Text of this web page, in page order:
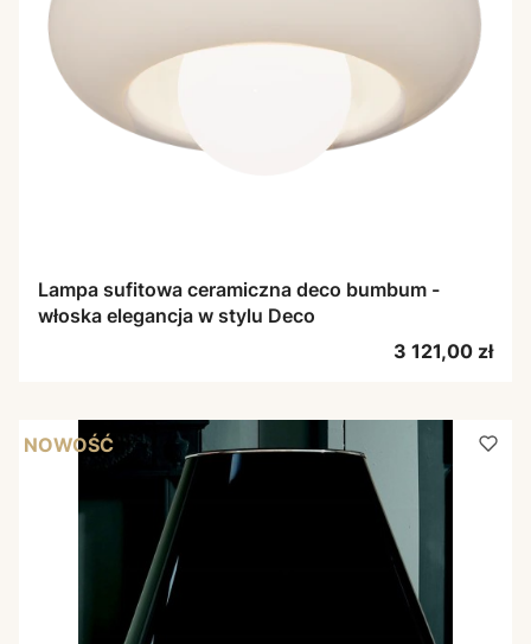
Lampa sufitowa ceramiczna deco bumbum -
włoska elegancja w stylu Deco
Cena
3 121,00 zł
NOWOŚĆ